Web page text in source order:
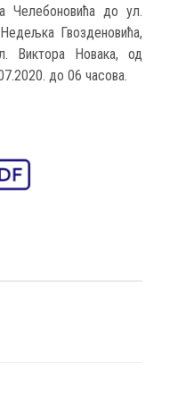
Челебоновића до ул.
Гвозденовића,
Виктора Новака, од
до 06 часова.